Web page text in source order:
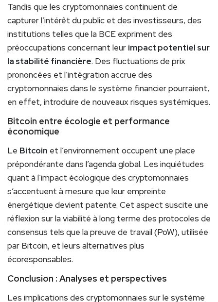
Tandis que les cryptomonnaies continuent de
capturer l’intérêt du public et des investisseurs, des
institutions telles que la BCE expriment des
préoccupations concernant leur impact potentiel sur
la stabilité financière. Des fluctuations de prix
prononcées et l’intégration accrue des
cryptomonnaies dans le système financier pourraient,
en effet, introduire de nouveaux risques systémiques.
Bitcoin entre écologie et performance
économique
Le Bitcoin et l’environnement occupent une place
prépondérante dans l’agenda global. Les inquiétudes
quant à l’impact écologique des cryptomonnaies
s’accentuent à mesure que leur empreinte
énergétique devient patente. Cet aspect suscite une
réflexion sur la viabilité à long terme des protocoles de
consensus tels que la preuve de travail (PoW), utilisée
par Bitcoin, et leurs alternatives plus
écoresponsables.
Conclusion : Analyses et perspectives
Les implications des cryptomonnaies sur le système